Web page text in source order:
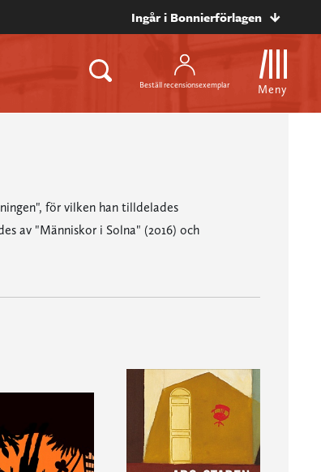
Ingår i Bonnierförlagen
Beställ recensionsexemplar Meny
för vilken han tilldelades
av "Människor i Solna" (2016) och